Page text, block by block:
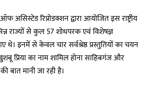
असिस्टेड रिप्रोडक्शन द्वारा आयोजित इस राष्ट्रीय
राज्यों से कुल 57 शोधपरक एवं विशेषज्ञ
थे। इनमें से केवल चार सर्वश्रेष्ठ प्रस्तुतियों का चयन
प्रिया का नाम शामिल होना साहिबगंज और
बात मानी जा रही है।